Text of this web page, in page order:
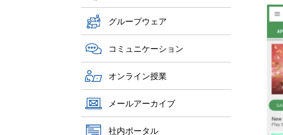
グループウェア
コミュニケーション
オンライン授業
メールアーカイブ
社内ポータル